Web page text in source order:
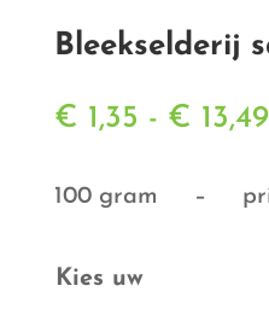
Bleekselderij
€ 1,35 - € 13,49
100 gram –
Kies uw